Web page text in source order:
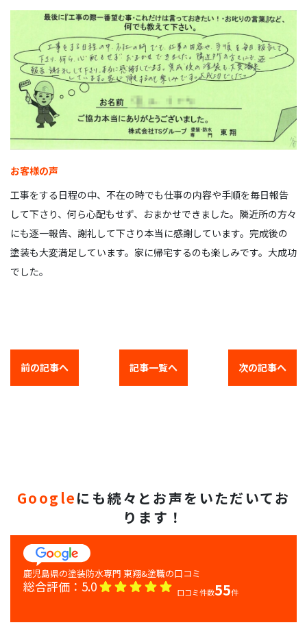
お客様の声
工事をする日程の中、不在の時でも仕事の内容や手順を毎日報告
して下さり、何ら心配もせず、おまかせできました。隣近所の方々
にも逐一報告、謝礼して下さり本当に感謝しています。完成後の
塗装も大変満足しています。家に帰宅するのも楽しみです。大成功
でした。
前の記事へ 記事一覧へ 次の記事へ
Googleにも続々とお声をいただいてお
ります！
総合評価： 5.0 口コミ件数55件